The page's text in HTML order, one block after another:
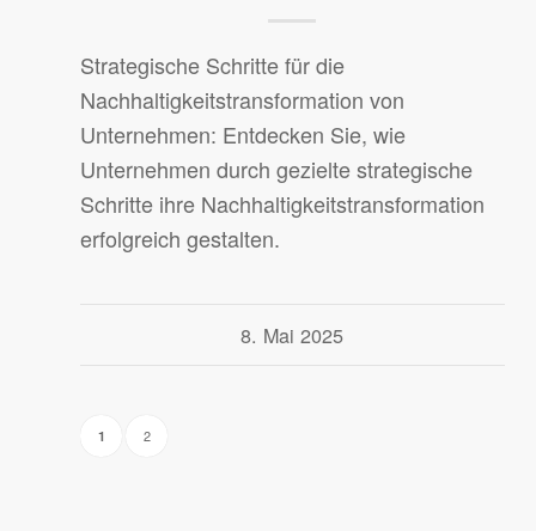
Strategische Schritte für die
Nachhaltigkeitstransformation von
Unternehmen: Entdecken Sie, wie
Unternehmen durch gezielte strategische
Schritte ihre Nachhaltigkeitstransformation
erfolgreich gestalten.
8. Mai 2025
1 2